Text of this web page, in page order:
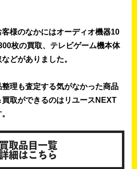
様のなかにはオーディオ機器10
枚の買取、テレビゲーム機本体
どがありました。
理も査定する気がなかった商品
買取ができるのはリユースNEXT
買取品目一覧
細はこちら